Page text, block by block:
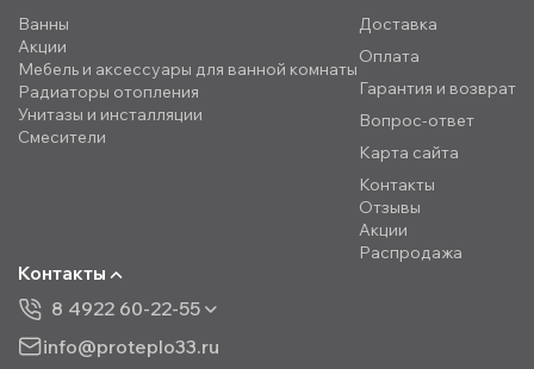
Ванны
Акции
Мебель и аксессуары для ванной комнаты
Радиаторы отопления
Унитазы и инсталляции
Смесители
Доставка
Оплата
Гарантия и возврат
Вопрос-ответ
Карта сайта
Контакты
Отзывы
Акции
Распродажа
Контакты
8 4922 60-22-55
info@proteplo33.ru